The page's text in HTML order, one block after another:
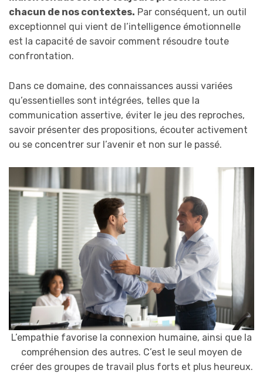
chacun de nos contextes. Par conséquent, un outil
exceptionnel qui vient de l’intelligence émotionnelle
est la capacité de savoir comment résoudre toute
confrontation.
Dans ce domaine, des connaissances aussi variées
qu’essentielles sont intégrées, telles que la
communication assertive, éviter le jeu des reproches,
savoir présenter des propositions, écouter activement
ou se concentrer sur l’avenir et non sur le passé.
L’empathie favorise la connexion humaine, ainsi que la
compréhension des autres. C’est le seul moyen de
créer des groupes de travail plus forts et plus heureux.